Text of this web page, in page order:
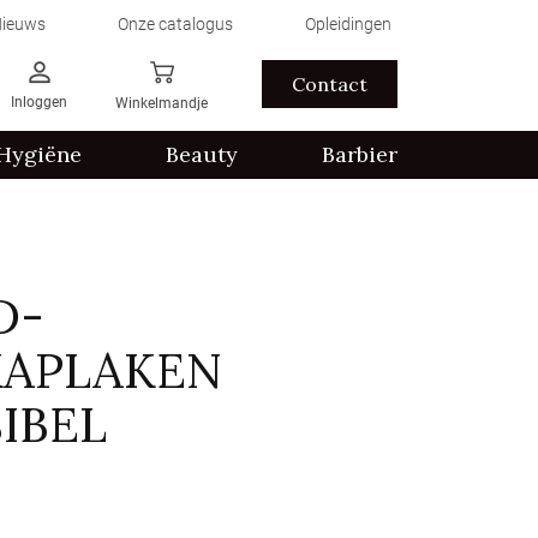
Onze catalogus Opleidingen
Inloggen Winkelmandje
Contact
Beauty Barbier